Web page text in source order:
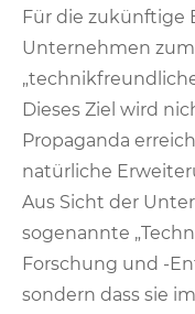
Für die zukünftige
Unternehmen
Dieses Ziel wird
Propaganda
natürliche
Aus Sicht der
sogenannte
Forschung und -
sondern dass sie